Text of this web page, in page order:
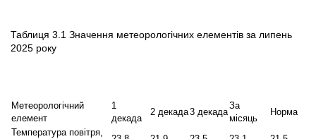
Таблиця 3.1 Значення метеорологічних елементів за липень
2025 року
Метеорологічний
елемент
1
декада
2 декада3 декада
За
місяць
Норма
Температура повітря,